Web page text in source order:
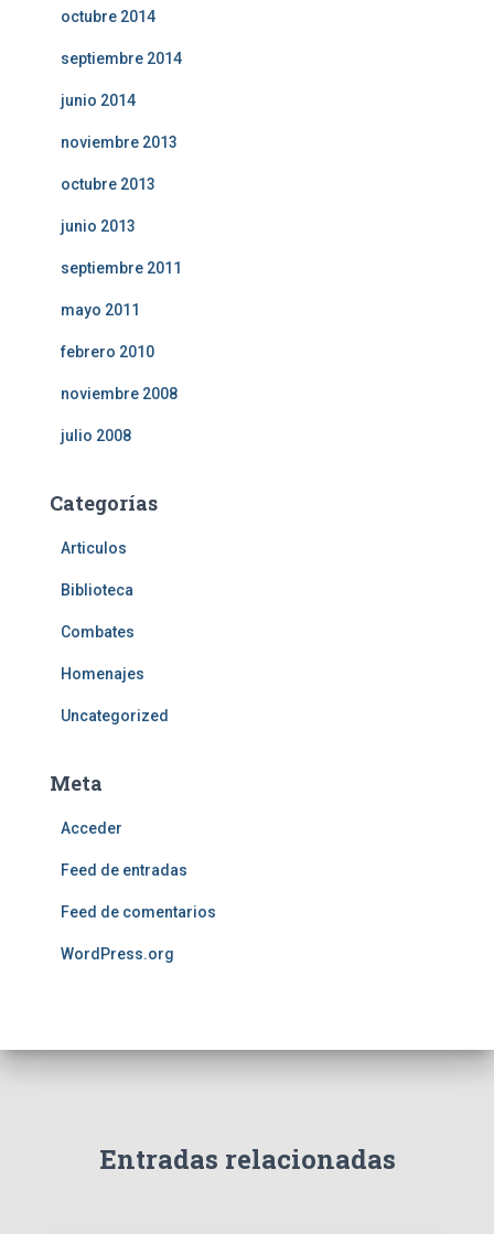
octubre 2014
septiembre 2014
junio 2014
noviembre 2013
octubre 2013
junio 2013
septiembre 2011
mayo 2011
febrero 2010
noviembre 2008
julio 2008
Categorías
Articulos
Biblioteca
Combates
Homenajes
Uncategorized
Meta
Acceder
Feed de entradas
Feed de comentarios
WordPress.org
Entradas relacionadas